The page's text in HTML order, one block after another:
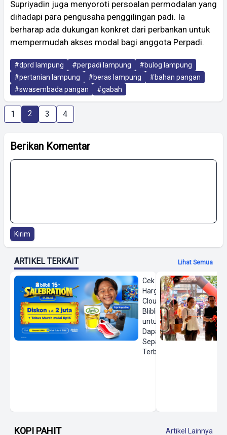
Supriyadin juga menyoroti persoalan permodalan yang
dihadapi para pengusaha penggilingan padi. Ia
berharap ada dukungan konkret dari perbankan untuk
mempermudah akses modal bagi anggota Perpadi.
#dprd lampung #perpadi lampung
#bulog lampung
#pertanian lampung
#beras lampung
#bahan pangan
#swasembada pangan
#gabah
1 2 3 4
Berikan Komentar
Kirim
ARTIKEL TERKAIT Lihat Semua
Cek
Harga On
Cloud di
Blibli
untuk
Dapatkan
Sepatu
Terbaru
KOPI PAHIT Artikel Lainnya